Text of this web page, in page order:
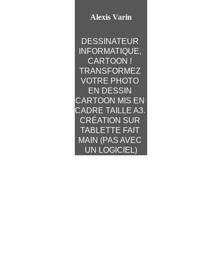
Alexis Varin
DESSINATEUR
INFORMATIQUE,
CARTOON !
TRANSFORMEZ
VOTRE PHOTO
EN DESSIN
CARTOON MIS EN
CADRE TAILLE A3.
CRÉATION SUR
TABLETTE FAIT
MAIN (PAS AVEC
UN LOGICIEL)